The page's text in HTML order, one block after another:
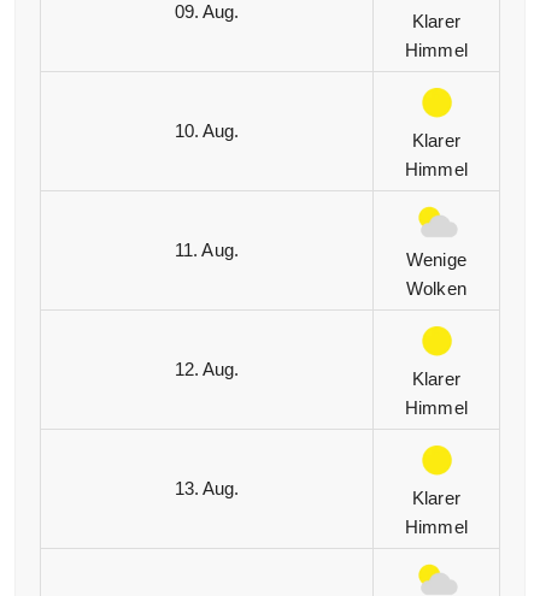
09. Aug.
Klarer
Himmel
10. Aug.
Klarer
Himmel
11. Aug.
Wenige
Wolken
12. Aug.
Klarer
Himmel
13. Aug.
Klarer
Himmel